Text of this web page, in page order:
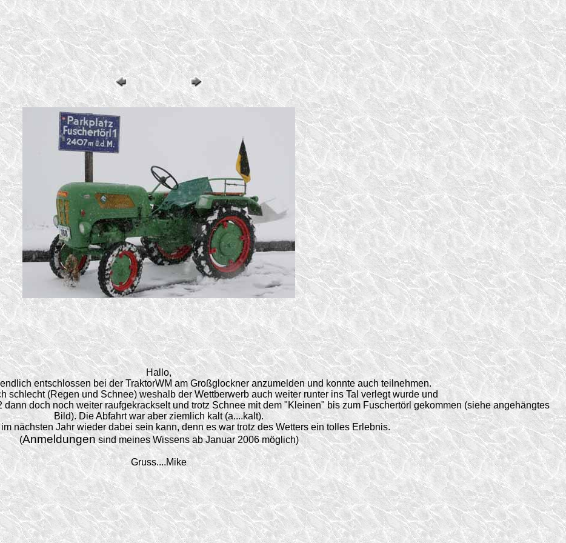
Hallo,
entschlossen bei der TraktorWM am Großglockner anzumelden und konnte auch teilnehmen.
schlecht (Regen und Schnee) weshalb der Wettberwerb auch weiter runter ins Tal verlegt wurde und
doch noch weiter raufgekrackselt und trotz Schnee mit dem "Kleinen" bis zum Fuschertörl gekommen (siehe angehängtes
Bild). Die Abfahrt war aber ziemlich kalt (a....kalt).
nächsten Jahr wieder dabei sein kann, denn es war trotz des Wetters ein tolles Erlebnis.
(Anmeldungensind meines Wissens ab Januar 2006 möglich)
Gruss....Mike